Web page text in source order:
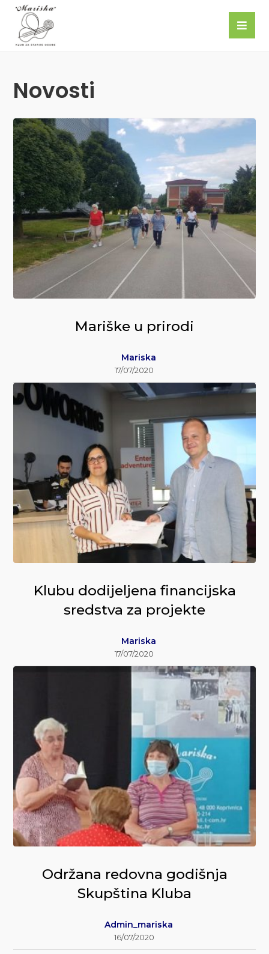
Novosti
Mariške u prirodi
Mariska
17/07/2020
Klubu dodijeljena financijska
sredstva za projekte
Mariska
17/07/2020
Održana redovna godišnja
Skupština Kluba
Admin_mariska
16/07/2020